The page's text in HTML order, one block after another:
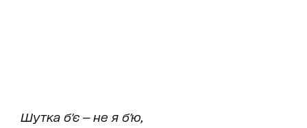
Шутка б'є — не я б'ю,